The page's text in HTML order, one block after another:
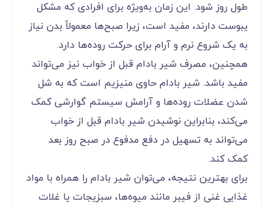
طول روز شود. این زمان به‌ویژه برای افرادی که مشکل
یبوست دارند، مفید است، زیرا صبح‌ها معمولاً بدن نیاز
به یک شروع نرم و آرام برای حرکت روده‌ها دارد.
همچنین، مصرف شیر بادام قبل از خواب نیز می‌تواند
مفید باشد. شیر بادام حاوی منیزیم است که به شل
شدن عضلات روده‌ها و آرامش سیستم گوارشی کمک
می‌کند، بنابراین نوشیدن شیر بادام قبل از خواب
می‌تواند به تسهیل در دفع مدفوع در صبح روز بعد
کمک کند.
برای بهترین نتیجه، می‌توان شیر بادام را همراه با مواد
غذایی غنی از فیبر مانند میوه‌ها، سبزیجات یا غلات